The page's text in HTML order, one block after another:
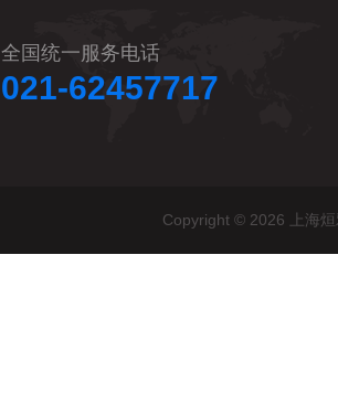
全国统一服务电话
021-62457717
Copyright © 2026 上海